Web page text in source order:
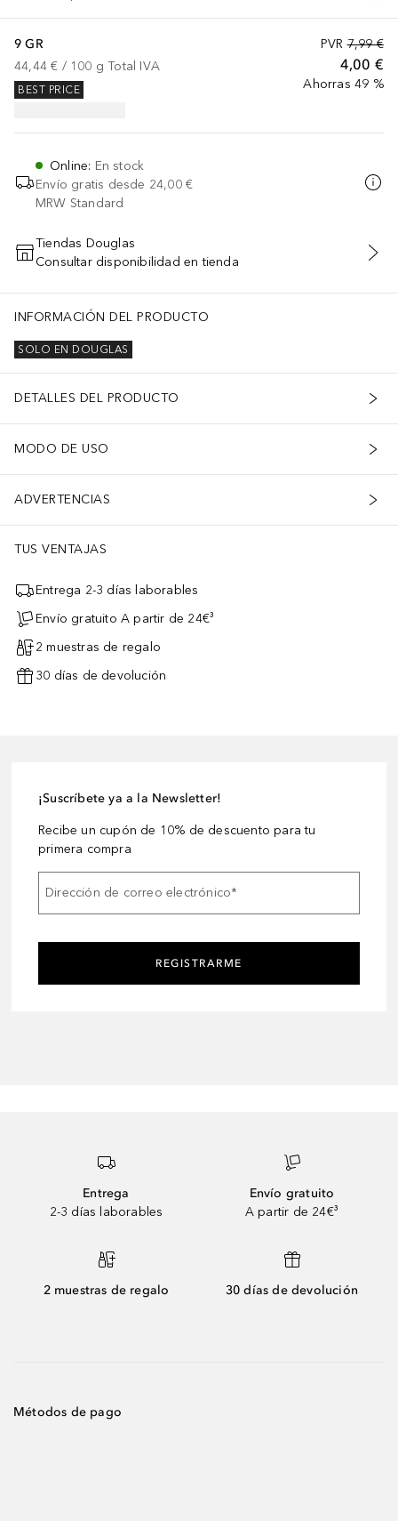
PVR 7,99 €
4,00 €
Ahorras 49 %
9 GR
44,44 € / 100 g Total IVA
BEST PRICE
Online: En stock
Envío gratis desde 24,00 €
MRW Standard
AÑADIR AL CARRITO
Tiendas Douglas
Consultar disponibilidad en tienda
INFORMACIÓN DEL PRODUCTO
SOLO EN DOUGLAS
DETALLES DEL PRODUCTO
MODO DE USO
ADVERTENCIAS
TUS VENTAJAS
Entrega 2-3 días laborables
Envío gratuito A partir de 24€³
2 muestras de regalo
30 días de devolución
¡Suscríbete ya a la Newsletter!
Recibe un cupón de 10% de descuento para tu
primera compra
Dirección de correo electrónico*
REGISTRARME
Entrega
2-3 días laborables
Envío gratuito
A partir de 24€³
2 muestras de regalo 30 días de devolución
Métodos de pago